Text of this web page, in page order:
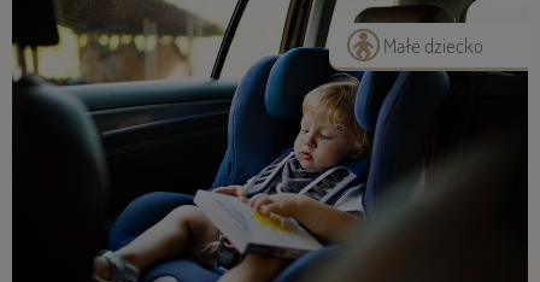
Małe dziecko